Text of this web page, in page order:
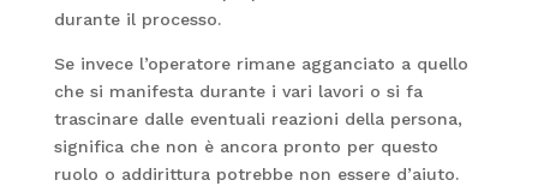
durante il processo.
Se invece l’operatore rimane agganciato a quello
che si manifesta durante i vari lavori o si fa
trascinare dalle eventuali reazioni della persona,
significa che non è ancora pronto per questo
ruolo o addirittura potrebbe non essere d’aiuto.